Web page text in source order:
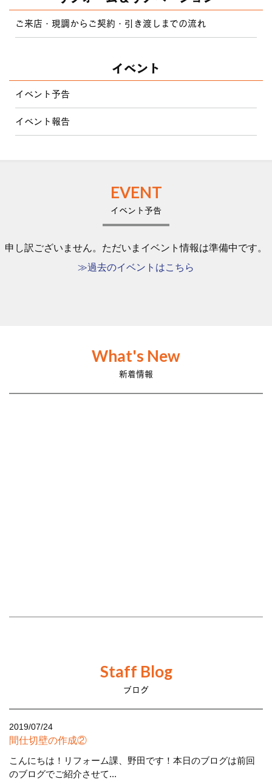
ご来店・現調からご契約・引き渡しまでの流れ
イベント
イベント予告
イベント報告
EVENT
イベント予告
申し訳ございません。ただいまイベント情報は準備中です。
≫過去のイベントはこちら
What's New
新着情報
Staff Blog
ブログ
2019/07/24
間仕切壁の作成②
こんにちは！リフォーム課、野田です！本日のブログは前回
のブログでご紹介させて...